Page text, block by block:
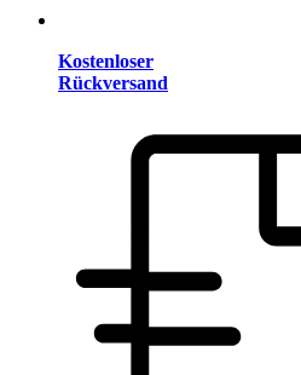
Kostenloser
Rückversand